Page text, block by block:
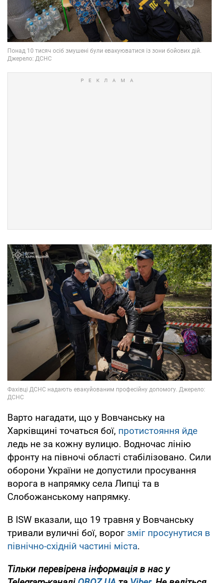
Варто нагадати, що у Вовчанську на
Харківщині точаться бої, протистояння йде
ледь не за кожну вулицю. Водночас лінію
фронту на півночі області стабілізовано. Сили
оборони України не допустили просування
ворога в напрямку села Липці та в
Слобожанському напрямку.
В ISW вказали, що 19 травня у Вовчанську
тривали вуличні бої, ворог зміг просунутися в
північно-східній частині міста.
Тільки перевірена інформація в нас у